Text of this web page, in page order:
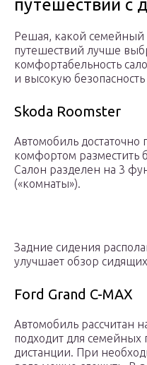
путешествий с
Решая, какой семейный
путешествий лучше
комфортабельность
и высокую безопасность
Skoda Roomster
Автомобиль достаточно
комфортом разместить
Салон разделен на 3
(«комнаты»).
Задние сидения
улучшает обзор
Ford Grand C-MAX
Автомобиль рассчитан
подходит для семейных
дистанции. При